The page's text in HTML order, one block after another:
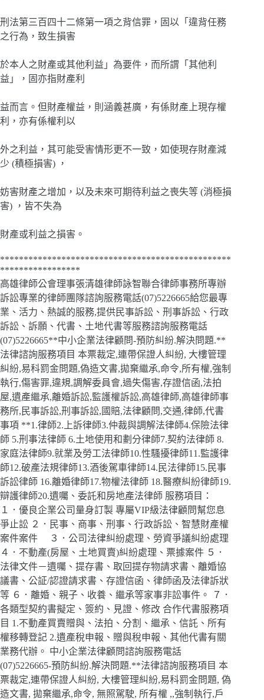
刑法第三百四十二條第一項之背信罪，固以「違背任務
之行為，致生損害
於本人之財產或其他利益」為要件，而所謂「其他利
益」，固亦指財產利
益而言。但財產權益，則涵義甚廣，有係財產上現存權
利，亦有係權利以
外之利益，其可能受害情形更不一致，如使現存財產減
少 (積極損害) ，
妨害財產之增加，以及未來可期待利益之喪失等 (消極損
害) ，皆不失為
財產或利益之損害。
*************************************************
*****************
高雄律師公會理事張清雄律師詠智聯合律師事務所專辦
訴訟專業的律師團隊諮詢服務電話(07)5226665給您最專
業、活力、熱誠的服務,提供民事訴訟、刑事訴訟、行政
訴訟、訴願、代書、土地代書等服務諮詢服務電話
(07)5226665**中小企業法律顧問-預防糾紛.解決問題.**
法律諮詢服務項目 本票裁定,連帶保證人糾紛, 大樓管理
糾紛,易科罰金問題,偽造文書,拋棄繼承,命令,所有權,強制
執行,傷害罪,違規,調解委員會,過失傷害,存證信函,法拍
屋,遺產繼承,離婚訴訟,監護權訴訟,高雄律師,高雄律師事
務所,民事訴訟,刑事訴訟,國賠,法律顧問,交通,律師,代書
事項 **1.律師2.上訴律師3.仲裁與調解法律師4.保險法律
師 5.刑事法律師 6.土地使用和劃分律師7.契約法律師 8.
家庭法律師9.就業及勞工法律師10.性騷擾律師11.監護律
師12.破產法規律師13.酒後駕車律師14.民法律師15.民事
訴訟律師 16.離婚律師17.物權法律師 18.醫療糾紛律師19.
辯護律師20.遺囑、委託和房地產法律師 服務項目：
１．優良企業公司量身訂製 專屬VIP級法律顧問幫您息
爭止訟 ２．民事、商事、刑事、行政訴訟、智慧財產權
案件案件 ３．公司法律糾紛處理、勞資爭議糾紛處理
４．不動產(房屋、土地買賣)糾紛處理、票據案件 ５．
法律文件－遺囑、提存書、取回提存物請求書、離婚協
議書、公証/認證請求書、存證信函、律師函及法律訴狀
等 ６．離婚、親子、收養、繼承等家事非訟事件。 ７．
各類型契約書擬定、簽約、見證、修改 合作代書服務項
目 1.不動產買賣贈與、法拍、分割、繼承、信託、所有
權移轉登記 2.遺產稅申報、贈與稅申報、其他代書有關
業務代辦。 中小企業法律顧問諮詢服務電話
(07)5226665-預防糾紛.解決問題.**法律諮詢服務項目 本
票裁定,連帶保證人糾紛, 大樓管理糾紛,易科罰金問題, 偽
造文書, 拋棄繼承,命令, 無照駕駛, 所有權 ,,強制執行,戶